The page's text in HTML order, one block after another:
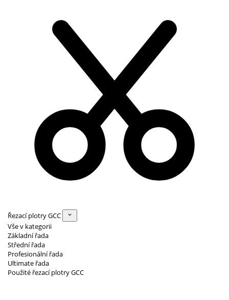
Řezací plotry GCC
Vše v kategorii
Základní řada
Střední řada
Profesionální řada
Ultimate řada
Použité řezací plotry GCC